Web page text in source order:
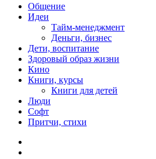
Общение
Идеи
Тайм-менеджмент
Деньги, бизнес
Дети, воспитание
Здоровый образ жизни
Кино
Книги, курсы
Книги для детей
Люди
Софт
Притчи, стихи